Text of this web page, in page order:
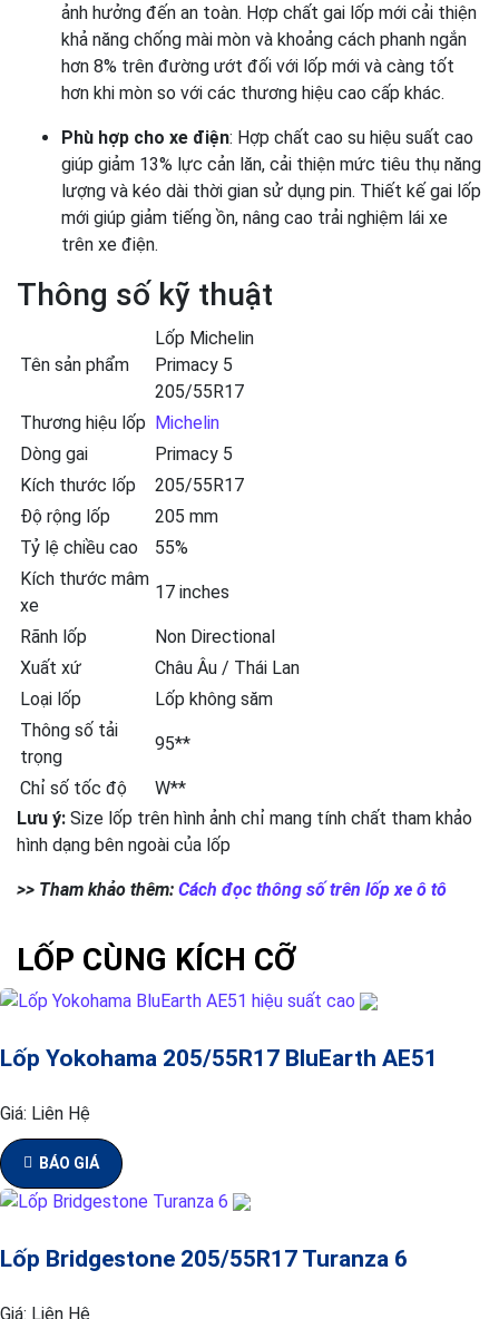
ảnh hưởng đến an toàn. Hợp chất gai lốp mới cải thiện
khả năng chống mài mòn và khoảng cách phanh ngắn
hơn 8% trên đường ướt đối với lốp mới và càng tốt
hơn khi mòn so với các thương hiệu cao cấp khác.
Phù hợp cho xe điện: Hợp chất cao su hiệu suất cao
giúp giảm 13% lực cản lăn, cải thiện mức tiêu thụ năng
lượng và kéo dài thời gian sử dụng pin. Thiết kế gai lốp
mới giúp giảm tiếng ồn, nâng cao trải nghiệm lái xe
trên xe điện.
Thông số kỹ thuật
Tên sản phẩm
Lốp Michelin
Primacy 5
205/55R17
Thương hiệu lốp Michelin
Dòng gai
Primacy 5
Kích thước lốp
205/55R17
Độ rộng lốp
205 mm
Tỷ lệ chiều cao
55%
Kích thước mâm
xe
17 inches
Rãnh lốp
Non Directional
Xuất xứ
Châu Âu / Thái Lan
Loại lốp
Lốp không săm
Thông số tải
trọng
95**
Chỉ số tốc độ
W**
Lưu ý: Size lốp trên hình ảnh chỉ mang tính chất tham khảo
hình dạng bên ngoài của lốp
>> Tham khảo thêm: Cách đọc thông số trên lốp xe ô tô
LỐP CÙNG KÍCH CỠ
Lốp Yokohama 205/55R17 BluEarth AE51
Giá: Liên Hệ
BÁO GIÁ
Lốp Bridgestone 205/55R17 Turanza 6
Giá: Liên Hệ